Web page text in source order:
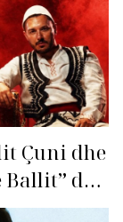
Çuni dhe
dhe